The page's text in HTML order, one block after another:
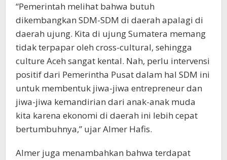
“Pemerintah melihat bahwa butuh
dikembangkan SDM-SDM di daerah apalagi di
daerah ujung. Kita di ujung Sumatera memang
tidak terpapar oleh cross-cultural, sehingga
culture Aceh sangat kental. Nah, perlu intervensi
positif dari Pemerintha Pusat dalam hal SDM ini
untuk membentuk jiwa-jiwa entrepreneur dan
jiwa-jiwa kemandirian dari anak-anak muda
kita karena ekonomi di daerah ini lebih cepat
bertumbuhnya,” ujar Almer Hafis.
Almer juga menambahkan bahwa terdapat